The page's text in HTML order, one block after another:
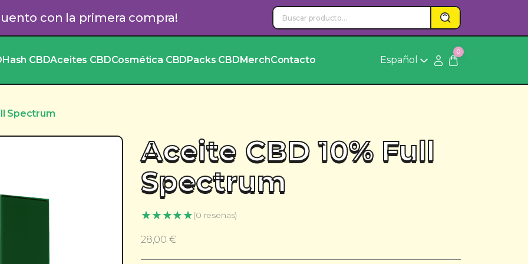
con la primera compra!
Hash CBDAceites CBDCosmética CBDPacks CBDMerchContacto Español
0
Spectrum
Aceite CBD 10% Full
Spectrum
★★★★★(0 reseñas)
28,00 €